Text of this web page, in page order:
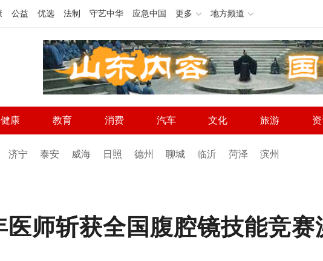
公益 优选 法制 守艺中华 应急中国 更多 地方频道
健康 教育 消费 汽车 文化 旅游
济宁 泰安 威海 日照 德州 聊城 临沂 菏泽 滨州
师斩获全国腹腔镜技能竞赛